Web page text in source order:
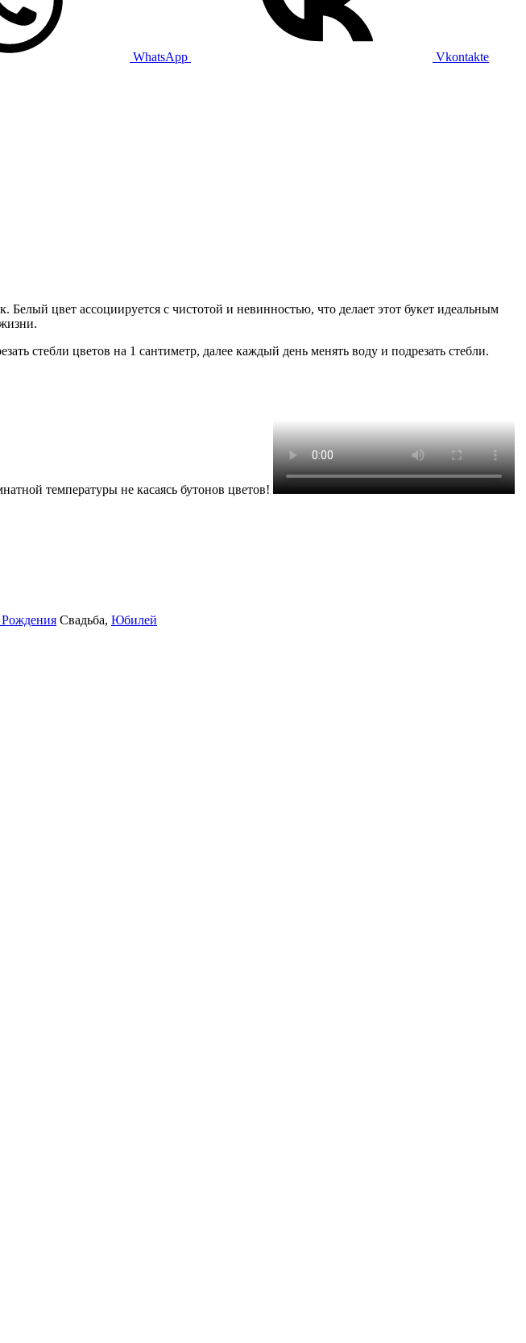
WhatsApp Vkontakte
цвет ассоциируется с чистотой и невинностью, что делает этот букет идеальным
стебли цветов на 1 сантиметр, далее каждый день менять воду и подрезать стебли.
температуры не касаясь бутонов цветов!
Свадьба, Юбилей